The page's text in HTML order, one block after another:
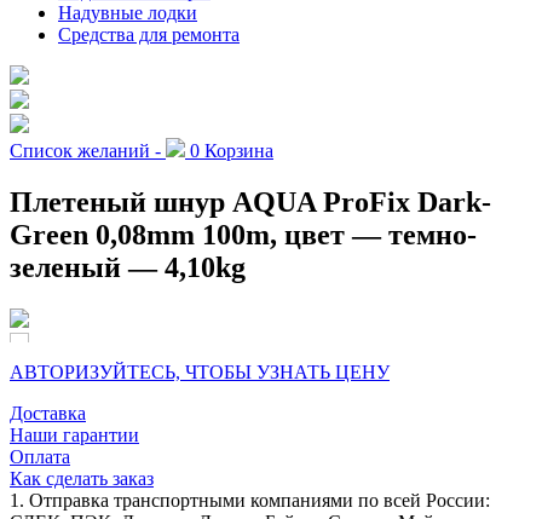
Надувные лодки
Средства для ремонта
Список желаний - 0 Корзина
Плетеный шнур AQUA ProFix Dark-
Green 0,08mm 100m, цвет — темно-
зеленый — 4,10kg
АВТОРИЗУЙТЕСЬ, ЧТОБЫ УЗНАТЬ ЦЕНУ
Доставка
Наши гарантии
Оплата
Как сделать заказ
1. Отправка транспортными компаниями по всей России: